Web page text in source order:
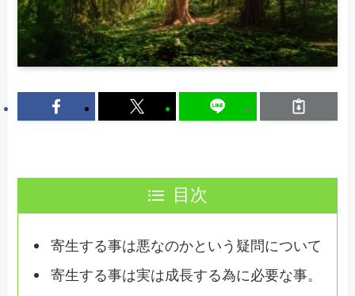
目次
寄生する事は悪なのかという疑問について
寄生する事は実は成長する為に必要な事。